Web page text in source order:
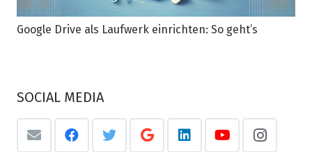
Google Drive als Laufwerk einrichten: So geht’s
SOCIAL MEDIA